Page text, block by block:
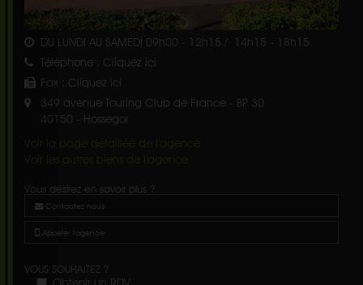
DU LUNDI AU SAMEDI 09h00 - 12h15 / 14h15 - 18h15
Téléphone : Cliquez ici
Fax : Cliquez ici
349 avenue Touring Club de France - BP 30
40150 - Hossegor
Voir la page détaillée de l'agence
Voir les autres biens de l'agence
Vous désirez en savoir plus ?
Contactez nous
Appeler l'agence
VOUS SOUHAITEZ ?
Obtenir un RDV